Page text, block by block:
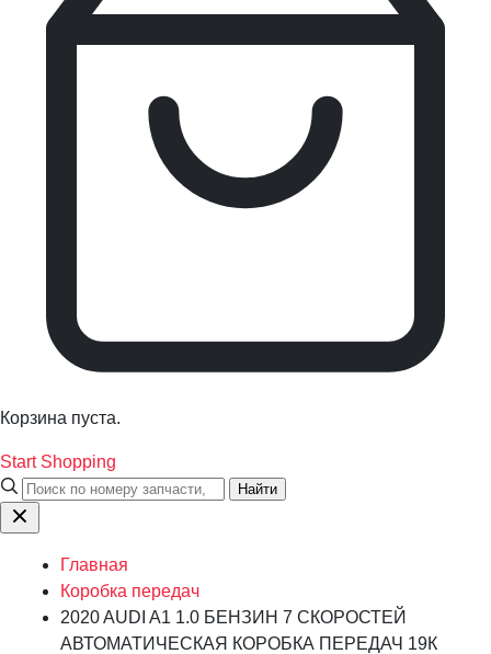
Корзина пуста.
Start Shopping
Найти
Главная
Коробка передач
2020 AUDI A1 1.0 БЕНЗИН 7 СКОРОСТЕЙ
АВТОМАТИЧЕСКАЯ КОРОБКА ПЕРЕДАЧ 19К